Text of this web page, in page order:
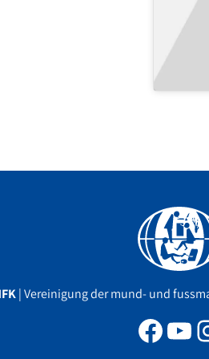
| Vereinigung der mund- und